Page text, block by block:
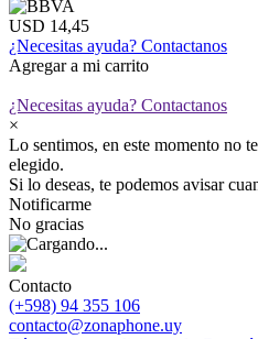
USD 14,45
¿Necesitas ayuda? Contactanos
Agregar a mi carrito
¿Necesitas ayuda? Contactanos
×
Lo sentimos, en este momento no
elegido.
Si lo deseas, te podemos avisar
Notificarme
No gracias
Contacto
(+598) 94 355 106
contacto@zonaphone.uy